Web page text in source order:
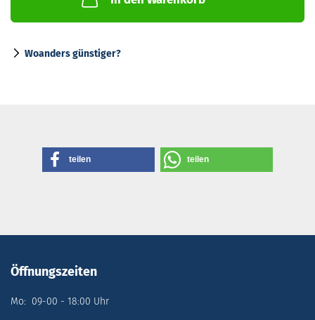
Woanders günstiger?
teilen teilen
Öffnungszeiten
Mo: 09-00 - 18:00 Uhr